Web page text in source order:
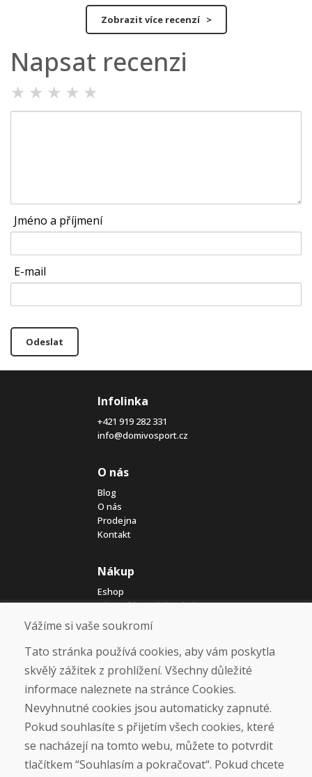
Zobrazit více recenzí >
Napsat recenzi
★ ★ ★ ★ ★
Jméno a příjmení
E-mail
Odeslat
Infolinka
+421 919 282 331
info@domivosport.cz
O nás
Blog
O nás
Prodejna
Kontakt
Nákup
Eshop
Jak posíláme elektrokola
Obchodní podmínky
Doprava
Platba
Vrácení a výměna zboží
Ochrana osobních údajů
Cookies
Sociální sítě
Vážíme si vaše soukromí
Tato stránka používá cookies, aby vám poskytla
skvělý zážitek z prohlížení. Všechny důležité
informace naleznete na stránce Cookies.
Nevyhnutné cookies jsou automaticky zapnuté.
Pokud souhlasíte s přijetím všech cookies, které
se nacházejí na tomto webu, můžete to potvrdit
tlačítkem “Souhlasím a pokračovat“. Pokud chcete